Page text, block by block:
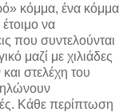
κόμμα, ένα κόμμα
να
που συντελούνται
μαζί με χιλιάδες
στελέχη του
Κάθε περίπτωση